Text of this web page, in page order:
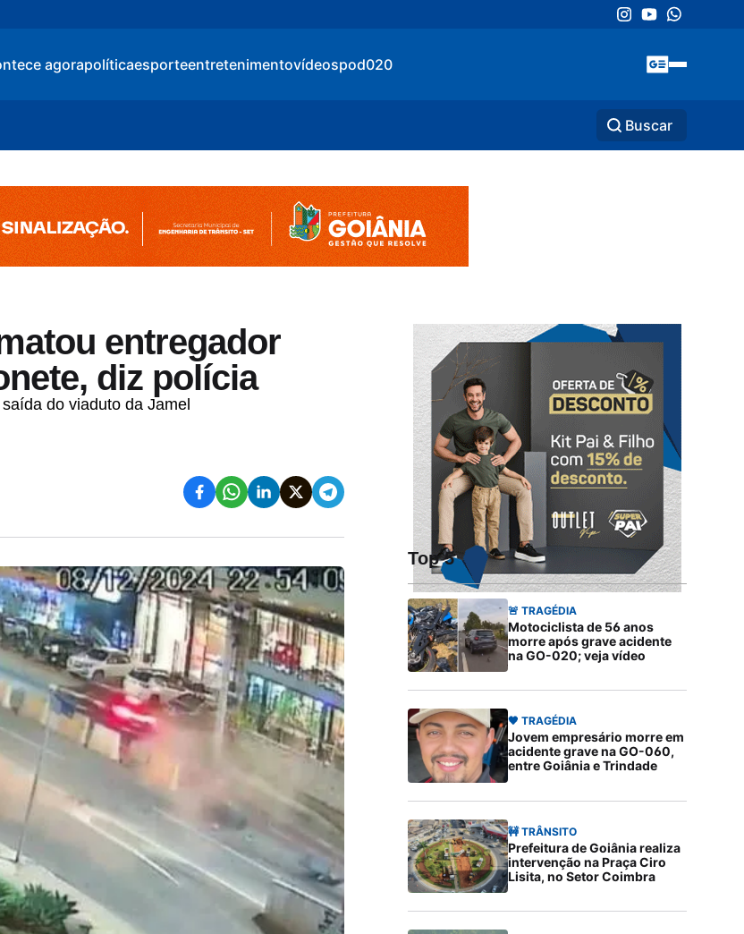
agorapolíticaesporteentretenimentovídeospod020
Buscar
entregador
diz polícia
do viaduto da Jamel
Top 5
🚨 TRAGÉDIA
Motociclista de 56 anos
morre após grave acidente
na GO-020; veja vídeo
🖤 TRAGÉDIA
Jovem empresário morre em
acidente grave na GO-060,
entre Goiânia e Trindade
🚧 TRÂNSITO
Prefeitura de Goiânia realiza
intervenção na Praça Ciro
Lisita, no Setor Coimbra